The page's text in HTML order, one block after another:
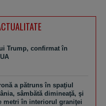
Trump, confirmat în
a pătruns în spaţiul
sâmbătă dimineaţă, şi
metri în interiorul graniţei